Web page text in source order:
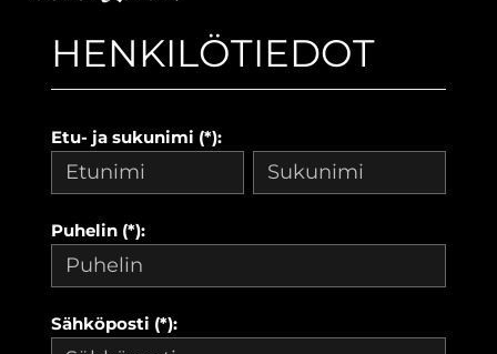
HENKILÖTIEDOT
Etu- ja sukunimi (*):
Puhelin (*):
Sähköposti (*):